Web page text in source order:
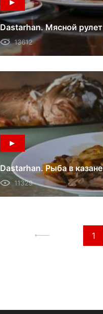
Dastarhan. Мясной рулет
13612
Dastarhan. Рыба в казане
11329
1